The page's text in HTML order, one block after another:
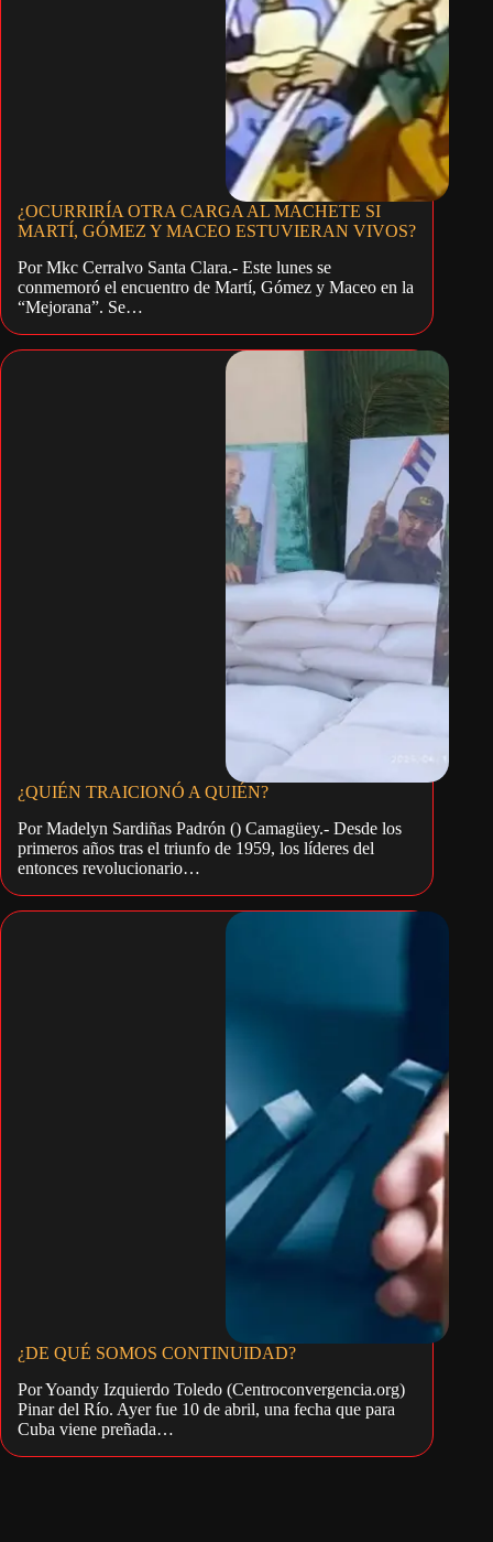
¿OCURRIRÍA OTRA CARGA AL MACHETE SI
MARTÍ, GÓMEZ Y MACEO ESTUVIERAN VIVOS?
Por Mkc Cerralvo Santa Clara.- Este lunes se
conmemoró el encuentro de Martí, Gómez y Maceo en la
“Mejorana”. Se…
¿QUIÉN TRAICIONÓ A QUIÉN?
Por Madelyn Sardiñas Padrón () Camagüey.- Desde los
primeros años tras el triunfo de 1959, los líderes del
entonces revolucionario…
¿DE QUÉ SOMOS CONTINUIDAD?
Por Yoandy Izquierdo Toledo (Centroconvergencia.org)
Pinar del Río. Ayer fue 10 de abril, una fecha que para
Cuba viene preñada…